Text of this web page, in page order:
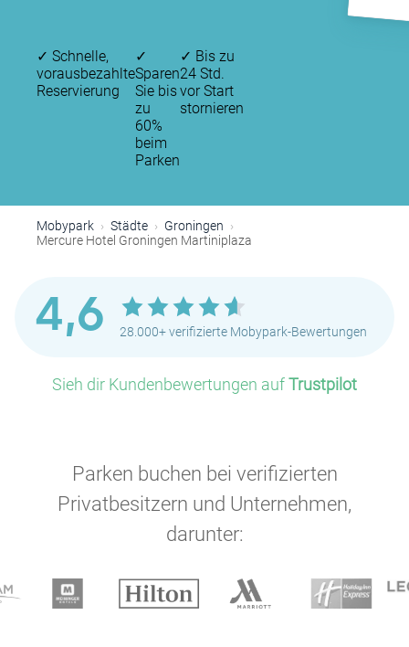
✓ Schnelle,
vorausbezahlte
Reservierung
✓
Sparen
Sie bis
zu
60%
beim
Parken
✓ Bis zu
24 Std.
vor Start
stornieren
Mobypark Städte
Groningen
Mercure Hotel Groningen Martiniplaza
4,6 28.000+ verifizierte Mobypark-Bewertungen
Sieh dir Kundenbewertungen aufTrustpilot
Parken buchen bei verifizierten
Privatbesitzern und Unternehmen,
darunter: